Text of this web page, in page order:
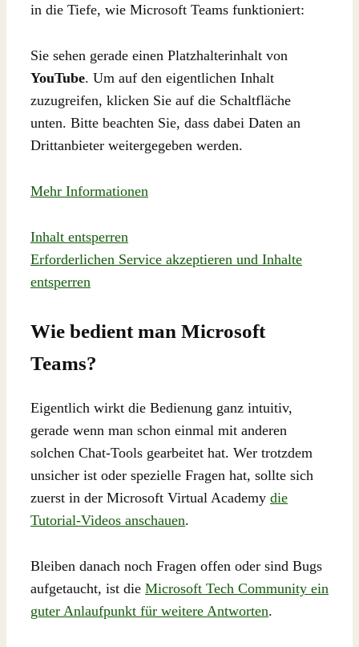
in die Tiefe, wie Microsoft Teams funktioniert:
Sie sehen gerade einen Platzhalterinhalt von
YouTube. Um auf den eigentlichen Inhalt
zuzugreifen, klicken Sie auf die Schaltfläche
unten. Bitte beachten Sie, dass dabei Daten an
Drittanbieter weitergegeben werden.
Mehr Informationen
Inhalt entsperren
Erforderlichen Service akzeptieren und Inhalte
entsperren
Wie bedient man Microsoft
Teams?
Eigentlich wirkt die Bedienung ganz intuitiv,
gerade wenn man schon einmal mit anderen
solchen Chat-Tools gearbeitet hat. Wer trotzdem
unsicher ist oder spezielle Fragen hat, sollte sich
zuerst in der Microsoft Virtual Academy die
Tutorial-Videos anschauen.
Bleiben danach noch Fragen offen oder sind Bugs
aufgetaucht, ist die Microsoft Tech Community ein
guter Anlaufpunkt für weitere Antworten.